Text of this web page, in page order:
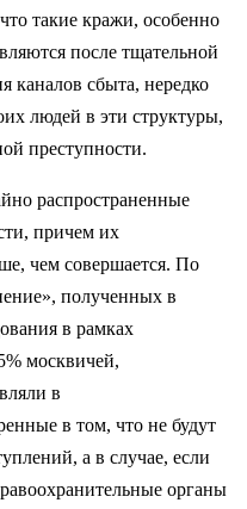
такие кражи, особенно
после тщательной
каналов сбыта, нередко
людей в эти структуры,
преступности.
распространенные
причем их
чем совершается. По
полученных в
в рамках
москвичей,
в
в том, что не будут
а в случае, если
органы